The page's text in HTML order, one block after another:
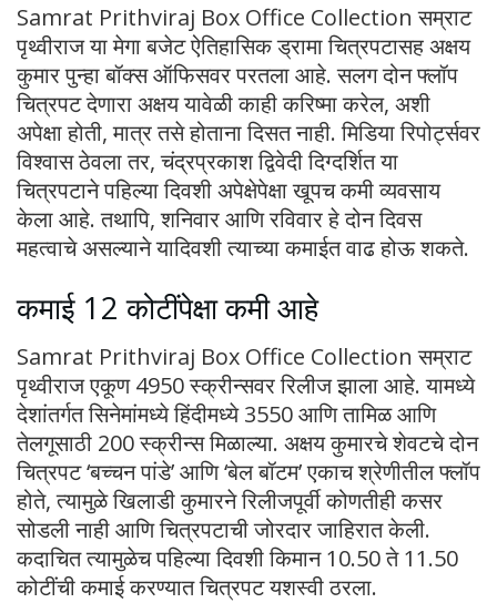
Samrat Prithviraj Box Office Collection सम्राट
पृथ्वीराज या मेगा बजेट ऐतिहासिक ड्रामा चित्रपटासह अक्षय
कुमार पुन्हा बॉक्स ऑफिसवर परतला आहे. सलग दोन फ्लॉप
चित्रपट देणारा अक्षय यावेळी काही करिष्मा करेल, अशी
अपेक्षा होती, मात्र तसे होताना दिसत नाही. मिडिया रिपोर्ट्सवर
विश्वास ठेवला तर, चंद्रप्रकाश द्विवेदी दिग्दर्शित या
चित्रपटाने पहिल्या दिवशी अपेक्षेपेक्षा खूपच कमी व्यवसाय
केला आहे. तथापि, शनिवार आणि रविवार हे दोन दिवस
महत्वाचे असल्याने यादिवशी त्याच्या कमाईत वाढ होऊ शकते.
कमाई 12 कोटींपेक्षा कमी आहे
Samrat Prithviraj Box Office Collection सम्राट
पृथ्वीराज एकूण 4950 स्क्रीन्सवर रिलीज झाला आहे. यामध्ये
देशांतर्गत सिनेमांमध्ये हिंदीमध्ये 3550 आणि तामिळ आणि
तेलगूसाठी 200 स्क्रीन्स मिळाल्या. अक्षय कुमारचे शेवटचे दोन
चित्रपट ‘बच्चन पांडे’ आणि ‘बेल बॉटम’ एकाच श्रेणीतील फ्लॉप
होते, त्यामुळे खिलाडी कुमारने रिलीजपूर्वी कोणतीही कसर
सोडली नाही आणि चित्रपटाची जोरदार जाहिरात केली.
कदाचित त्यामुळेच पहिल्या दिवशी किमान 10.50 ते 11.50
कोटींची कमाई करण्यात चित्रपट यशस्वी ठरला.